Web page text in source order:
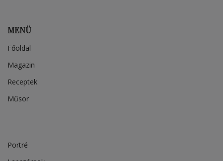
MENÜ
Főoldal
Magazin
Receptek
Műsor
Portré